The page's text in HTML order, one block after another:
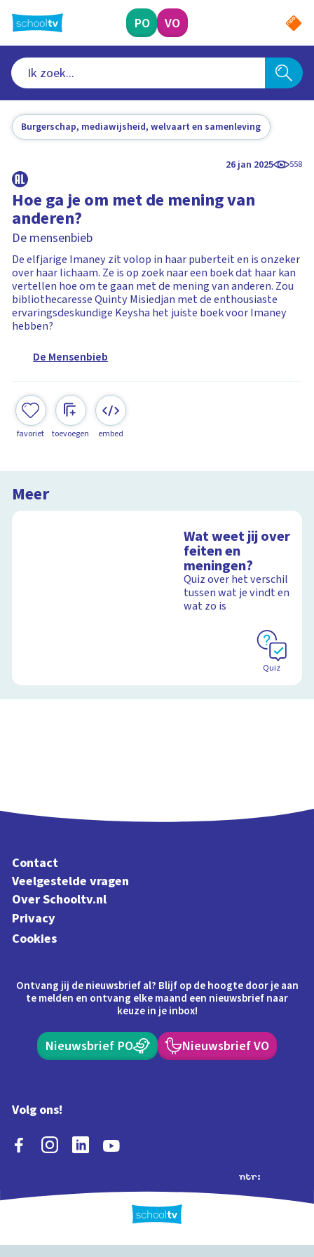
naar
hoofdinhoud
PO VO
Burgerschap, mediawijsheid, welvaart en samenleving
26 jan 2025 558
Hoe ga je om met de mening van
anderen?
De mensenbieb
De elfjarige Imaney zit volop in haar puberteit en is onzeker
over haar lichaam. Ze is op zoek naar een boek dat haar kan
vertellen hoe om te gaan met de mening van anderen. Zou
bibliothecaresse Quinty Misiedjan met de enthousiaste
ervaringsdeskundige Keysha het juiste boek voor Imaney
hebben?
De Mensenbieb
favoriet toevoegen embed
Meer
Wat weet jij over
feiten en
meningen?
Quiz over het verschil
tussen wat je vindt en
wat zo is
Quiz
Contact
Veelgestelde vragen
Over Schooltv.nl
Privacy
Cookies
Ontvang jij de nieuwsbrief al? Blijf op de hoogte door je aan
te melden en ontvang elke maand een nieuwsbrief naar
keuze in je inbox!
Nieuwsbrief PO Nieuwsbrief VO
Volg ons!